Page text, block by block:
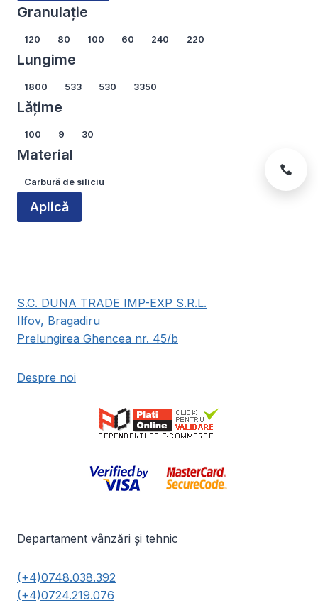
Opțiunile
alese
pagina
produsului.
fi
Granulație
Granulație
120 80 100 60 240 220
Lungime
Lungime
1800 533 530 3350
Lățime
Lățime
100 9 30
Material
Material
Carbură de siliciu
Aplică
S.C. DUNA TRADE IMP-EXP S.R.L.
Ilfov, Bragadiru
Prelungirea Ghencea nr. 45/b
Despre noi
Departament vânzări și tehnic
(+4)0748.038.392
(+4)0724.219.076